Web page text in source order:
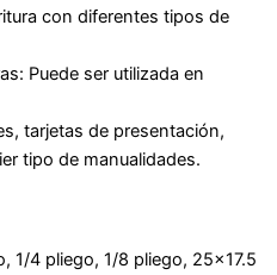
con diferentes tipos de
Puede ser utilizada en
tarjetas de presentación,
tipo de manualidades.
1/4 pliego, 1/8 pliego, 25×17.5